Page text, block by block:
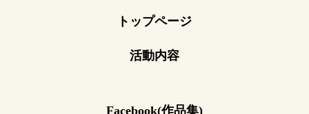
トップページ
活動内容
Facebook(作品集)